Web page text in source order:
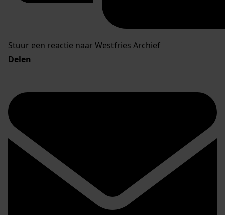
Stuur een reactie naar Westfries Archief
Delen